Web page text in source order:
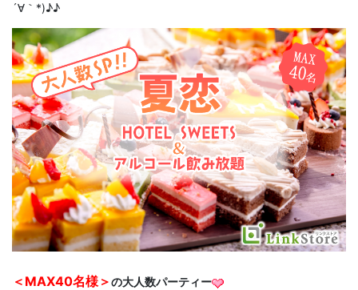
´∀｀*)♪♪
＜MAX40名様＞の大人数パーティー